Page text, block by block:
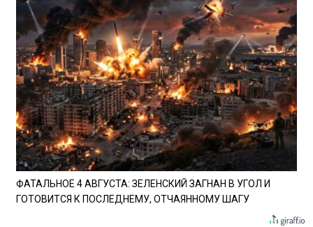
ФАТАЛЬНОЕ 4 АВГУСТА: ЗЕЛЕНСКИЙ ЗАГНАН В УГОЛ И
ГОТОВИТСЯ К ПОСЛЕДНЕМУ, ОТЧАЯННОМУ ШАГУ